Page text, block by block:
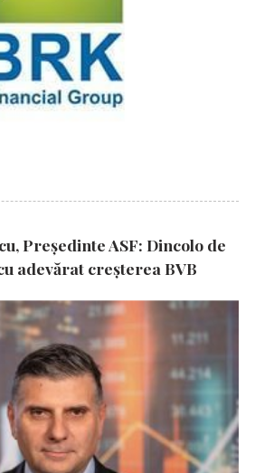
Președinte ASF: Dincolo de
adevărat creșterea BVB